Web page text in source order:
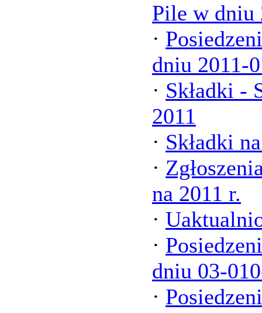
Pile w dniu
·
dniu 2011-
· Składki -
2011
· Składki
·
na 2011 r.
·
·
dniu 03-
·